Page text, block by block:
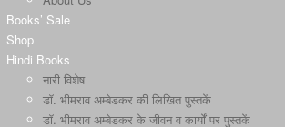
Books’ Sale
Shop
Hindi Books
नारी विशेष
डॉ. भीमराव अम्बेडकर की लिखित पुस्तकें
डॉ. भीमराव अम्बेडकर के जीवन व कार्यों पर पुस्तकें